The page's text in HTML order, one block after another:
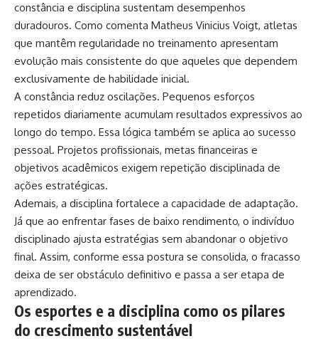
constância e disciplina sustentam desempenhos
duradouros. Como comenta Matheus Vinicius Voigt, atletas
que mantêm regularidade no treinamento apresentam
evolução mais consistente do que aqueles que dependem
exclusivamente de habilidade inicial.
A constância reduz oscilações. Pequenos esforços
repetidos diariamente acumulam resultados expressivos ao
longo do tempo. Essa lógica também se aplica ao sucesso
pessoal. Projetos profissionais, metas financeiras e
objetivos acadêmicos exigem repetição disciplinada de
ações estratégicas.
Ademais, a disciplina fortalece a capacidade de adaptação.
Já que ao enfrentar fases de baixo rendimento, o indivíduo
disciplinado ajusta estratégias sem abandonar o objetivo
final. Assim, conforme essa postura se consolida, o fracasso
deixa de ser obstáculo definitivo e passa a ser etapa de
aprendizado.
Os esportes e a disciplina como os pilares
do crescimento sustentável